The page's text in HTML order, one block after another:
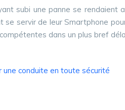
subi une panne se rendaient
servir de leur Smartphone
dans un plus bref
conduite en toute sécurité